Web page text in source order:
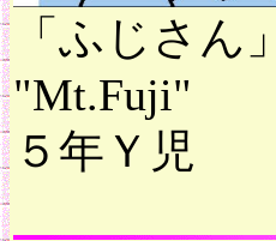
「ふじさん」
"Mt.Fuji"
５年Ｙ児